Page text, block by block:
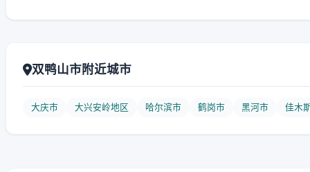
双鸭山市附近城市
大庆市 大兴安岭地区 哈尔滨市 鹤岗市 黑河市 佳木